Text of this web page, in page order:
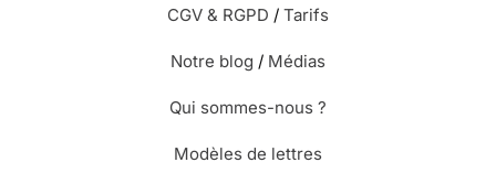
Le 17/04/2014 : Les enfants adorent être
c'est pour une amie mais cela a l'air cool.
CGV & RGPD / Tarifs
Notre blog / Médias
Qui sommes-nous ?
Modèles de lettres